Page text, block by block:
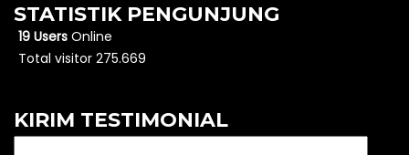
STATISTIK PENGUNJUNG
19 Users Online
Total visitor 275.669
KIRIM TESTIMONIAL